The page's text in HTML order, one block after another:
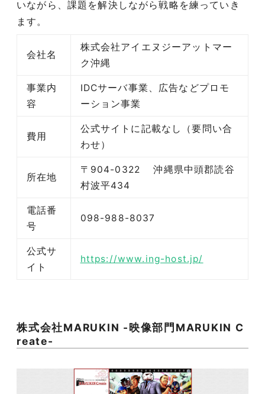
いながら、課題を解決しながら戦略を練っていき
ます。
会社名
株式会社アイエヌジーアットマー
ク沖縄
事業内
容
IDCサーバ事業、広告などプロモ
ーション事業
費用
公式サイトに記載なし（要問い合
わせ）
所在地
〒904-0322 沖縄県中頭郡読谷
村波平434
電話番
号
098-988-8037
公式サ
イト
https://www.ing-host.jp/
株式会社MARUKIN -映像部門MARUKIN C
reate-